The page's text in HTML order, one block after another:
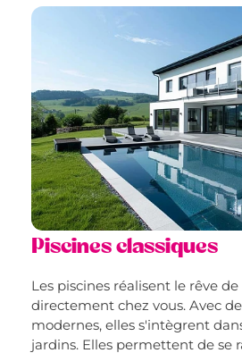
Piscines classiques
Les piscines réalisent le rêve
directement chez vous. Avec
modernes, elles s'intègrent
jardins. Elles permettent de se